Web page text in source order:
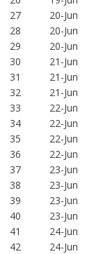
27
20-Jun
28
20-Jun
29
20-Jun
30
21-Jun
31
21-Jun
32
21-Jun
33
22-Jun
34
22-Jun
35
22-Jun
36
22-Jun
37
23-Jun
38
23-Jun
39
23-Jun
40
23-Jun
41
24-Jun
42
24-Jun